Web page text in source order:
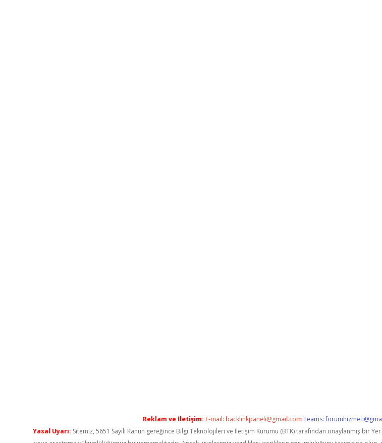
Reklam ve İletişim: E-mail: backlinkpaneli@gmail.com Teams:
Yasal Uyarı: Sitemiz, 5651 Sayılı Kanun gereğince Bilgi Teknolojileri ve İletişim Kurumu (BTK) tarafından onaylanmış